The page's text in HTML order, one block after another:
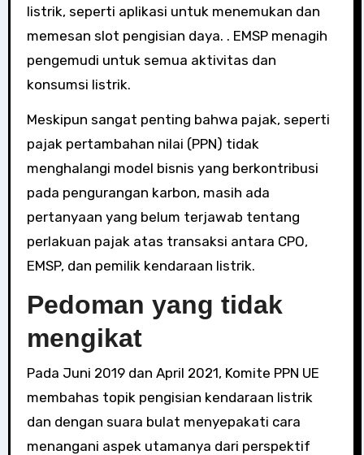
listrik, seperti aplikasi untuk menemukan dan
memesan slot pengisian daya. . EMSP menagih
pengemudi untuk semua aktivitas dan
konsumsi listrik.
Meskipun sangat penting bahwa pajak, seperti
pajak pertambahan nilai (PPN) tidak
menghalangi model bisnis yang berkontribusi
pada pengurangan karbon, masih ada
pertanyaan yang belum terjawab tentang
perlakuan pajak atas transaksi antara CPO,
EMSP, dan pemilik kendaraan listrik.
Pedoman yang tidak
mengikat
Pada Juni 2019 dan April 2021, Komite PPN UE
membahas topik pengisian kendaraan listrik
dan dengan suara bulat menyepakati cara
menangani aspek utamanya dari perspektif